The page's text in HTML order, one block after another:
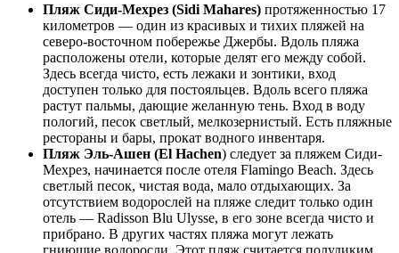
Пляж Сиди-Мехрез (Sidi Мahares) протяженностью 17
километров — один из красивых и тихих пляжей на
северо-восточном побережье Джербы. Вдоль пляжа
расположены отели, которые делят его между собой.
Здесь всегда чисто, есть лежаки и зонтики, вход
доступен только для постояльцев. Вдоль всего пляжа
растут пальмы, дающие желанную тень. Вход в воду
пологий, песок светлый, мелкозернистый. Есть пляжные
рестораны и бары, прокат водного инвентаря.
Пляж Эль-Ашен (El Hachen) следует за пляжем Сиди-
Мехрез, начинается после отеля Flamingo Beach. Здесь
светлый песок, чистая вода, мало отдыхающих. За
отсутствием водорослей на пляже следит только один
отель — Radisson Blu Ulysse, в его зоне всегда чисто и
прибрано. В других частях пляжа могут лежать
гниющие водоросли. Этот пляж считается полудиким.